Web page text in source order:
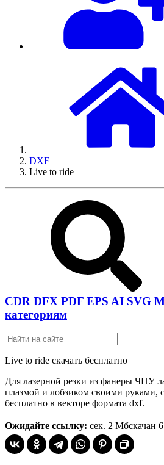
DXF
Live to ride
CDR DFX PDF EPS AI SVG
категориям
Live to ride скачать бесплатно
Для лазерной резки из фанеры ЧПУ
плазмой и лобзиком своими руками,
бесплатно в векторе формата dxf.
Ожидайте ссылку: сек. 2 Мбскачан